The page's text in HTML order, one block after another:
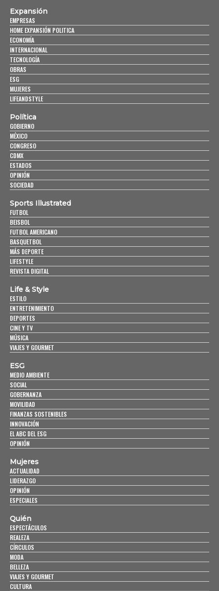
Expansión
EMPRESAS
HOME EXPANSIÓN POLITICA
ECONOMÍA
INTERNACIONAL
TECNOLOGÍA
OBRAS
ESG
MUJERES
LIFEANDSTYLE
Política
GOBIERNO
MÉXICO
CONGRESO
CDMX
ESTADOS
OPINIÓN
SOCIEDAD
Sports Illustrated
FUTBOL
BEISBOL
FUTBOL AMERICANO
BASQUETBOL
MÁS DEPORTE
LIFESTYLE
REVISTA DIGITAL
Life & Style
ESTILO
ENTRETENIMIENTO
DEPORTES
CINE Y TV
MÚSICA
VIAJES Y GOURMET
ESG
MEDIO AMBIENTE
SOCIAL
GOBERNANZA
MOVILIDAD
FINANZAS SOSTENIBLES
INNOVACIÓN
EL ABC DEL ESG
OPINIÓN
Mujeres
ACTUALIDAD
LIDERAZGO
OPINIÓN
ESPECIALES
Quién
ESPECTÁCULOS
REALEZA
CÍRCULOS
MODA
BELLEZA
VIAJES Y GOURMET
CULTURA